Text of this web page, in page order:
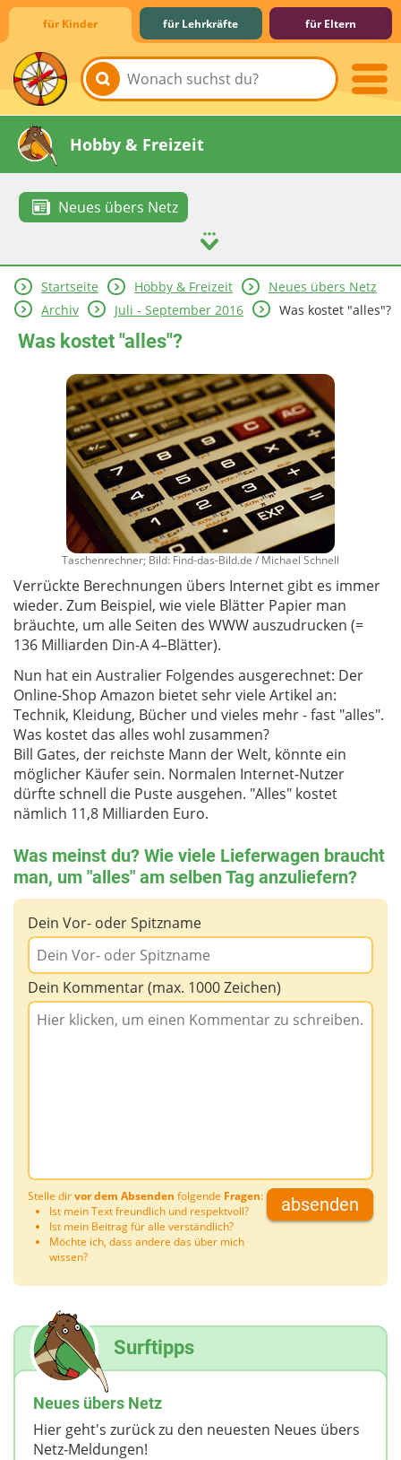
für Kinder für Lehrkräfte für Eltern
Lernen & Schule
Hobby & Freizeit
Neues übers Netz
Spiel & Spaß
Mitreden & Mitmachen
Startseite Hobby & Freizeit
Neues übers Netz
Archiv
Juli - September 2016 Was kostet "alles"?
Was kostet "alles"?
Taschenrechner; Bild: Find-das-Bild.de / Michael Schnell
Verrückte Berechnungen übers Internet gibt es immer
wieder. Zum Beispiel, wie viele Blätter Papier man
bräuchte, um alle Seiten des WWW auszudrucken (=
136 Milliarden Din-A 4–Blätter).
Nun hat ein Australier Folgendes ausgerechnet: Der
Online-Shop Amazon bietet sehr viele Artikel an:
Technik, Kleidung, Bücher und vieles mehr - fast "alles".
Was kostet das alles wohl zusammen?
Bill Gates, der reichste Mann der Welt, könnte ein
möglicher Käufer sein. Normalen Internet-Nutzer
dürfte schnell die Puste ausgehen. "Alles" kostet
nämlich 11,8 Milliarden Euro.
Was meinst du? Wie viele Lieferwagen braucht
man, um "alles" am selben Tag anzuliefern?
Dein Vor- oder Spitzname
Dein Kommentar (max. 1000 Zeichen)
Stelle dirvor dem Absenden folgende Fragen:
Ist mein Text freundlich und respektvoll?
Ist mein Beitrag für alle verständlich?
Möchte ich, dass andere das über mich
wissen?
absenden
Surftipps
Neues übers Netz
Hier geht's zurück zu den neuesten Neues übers
Netz-Meldungen!